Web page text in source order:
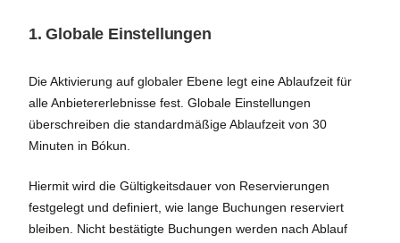
1. Globale Einstellungen
Die Aktivierung auf globaler Ebene legt eine Ablaufzeit für
alle Anbietererlebnisse fest. Globale Einstellungen
überschreiben die standardmäßige Ablaufzeit von 30
Minuten in Bókun.
Hiermit wird die Gültigkeitsdauer von Reservierungen
festgelegt und definiert, wie lange Buchungen reserviert
bleiben. Nicht bestätigte Buchungen werden nach Ablauf